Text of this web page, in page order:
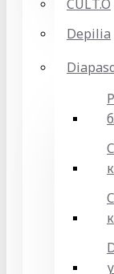
CULT.O
Depilia